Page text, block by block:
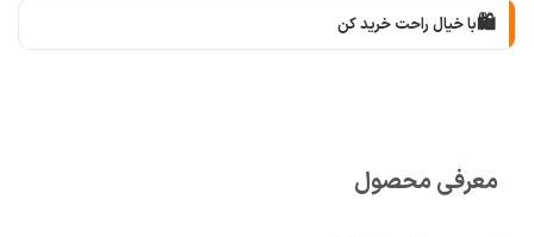
🛍️با خیال راحت خرید کن
🧡بعد از خرید هم کنارتیم
معرفی محصول